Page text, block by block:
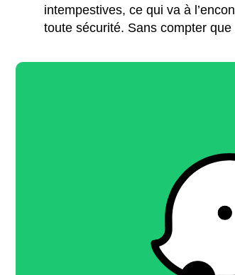
intempestives, ce qui va à
toute sécurité. Sans compter